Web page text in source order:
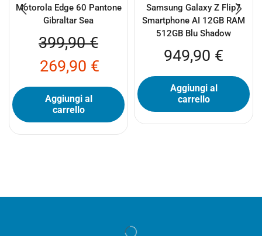
Motorola Edge 60 Pantone
Gibraltar Sea
399,90€
269,90 €
Aggiungi al
carrello
Samsung Galaxy Z Flip7
Smartphone AI 12GB RAM
512GB Blu Shadow
949,90 €
Aggiungi al
carrello